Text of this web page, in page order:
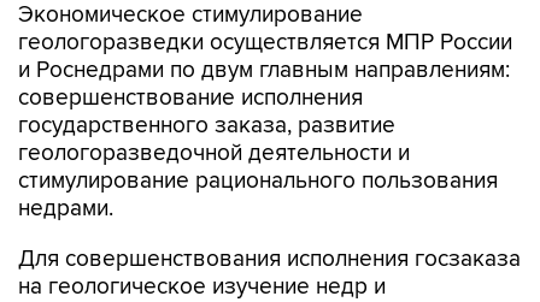
Экономическое стимулирование
геологоразведки осуществляется МПР России
и Роснедрами по двум главным направлениям:
совершенствование исполнения
государственного заказа, развитие
геологоразведочной деятельности и
стимулирование рационального пользования
недрами.
Для совершенствования исполнения госзаказа
на геологическое изучение недр и